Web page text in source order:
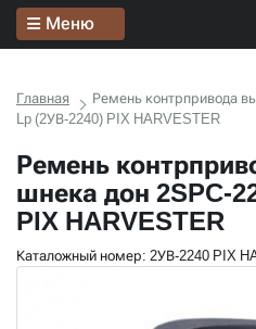
Меню
Главная
Ремень контрпривода
Lp (2УВ-2240) PIX HARVESTER
Ремень
шнека дон 2SPC-
PIX HARVESTER
Каталожный номер: 2УВ-2240 PIX